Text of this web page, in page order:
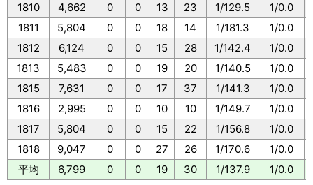
1810
4,662 0 0 13 23 1/129.5 1/0.0
1811
5,804 0 0 18 14 1/181.3 1/0.0
1812
6,124 0 0 15 28 1/142.4 1/0.0
1813
5,483 0 0 19 20 1/140.5 1/0.0
1815
7,631 0 0 17 37 1/141.3 1/0.0
1816
2,995 0 0 10 10 1/149.7 1/0.0
1817
5,804 0 0 15 22 1/156.8 1/0.0
1818
9,047 0 0 27 26 1/170.6 1/0.0
平均
6,799 0 0 19 30 1/137.9 1/0.0